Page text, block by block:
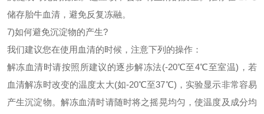
储存胎牛血清，避免反复冻融。
7)如何避免沉淀物的产生?
我们建议您在使用血清的时候，注意下列的操作：
解冻血清时请按照所建议的逐步解冻法(-20℃至4℃至室温)，若
血清解冻时改变的温度太大(如-20℃至37℃)，实验显示非常容易
产生沉淀物。解冻血清时请随时将之摇晃均匀，使温度及成分均